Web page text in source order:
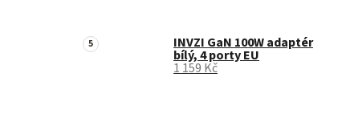
INVZI GaN 100W adaptér
bílý, 4 porty EU
1 159 Kč